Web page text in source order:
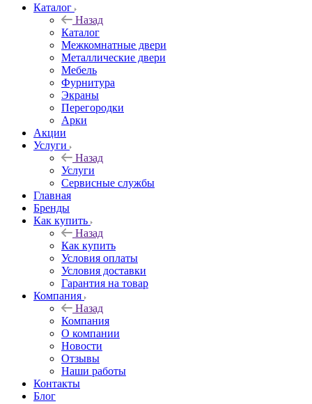
Каталог
Назад
Каталог
Межкомнатные двери
Металлические двери
Мебель
Фурнитура
Экраны
Перегородки
Арки
Акции
Услуги
Назад
Услуги
Сервисные службы
Главная
Бренды
Как купить
Назад
Как купить
Условия оплаты
Условия доставки
Гарантия на товар
Компания
Назад
Компания
О компании
Новости
Отзывы
Наши работы
Контакты
Блог